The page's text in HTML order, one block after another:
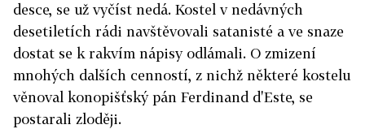
desce, se už vyčíst nedá. Kostel v nedávných
desetiletích rádi navštěvovali satanisté a ve snaze
dostat se k rakvím nápisy odlámali. O zmizení
mnohých dalších cenností, z nichž některé kostelu
věnoval konopišťský pán Ferdinand d'Este, se
postarali zloději.